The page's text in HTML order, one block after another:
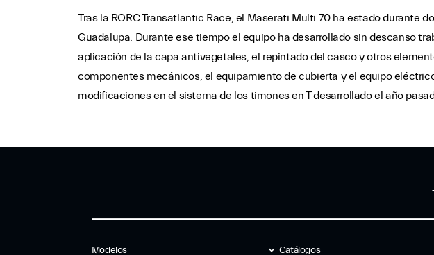
Tras la RORC Transatlantic Race, el Maserati Multi 70 ha estado durante
Guadalupa. Durante ese tiempo el equipo ha desarrollado sin descanso
aplicación de la capa antivegetales, el repintado del casco y otros
componentes mecánicos, el equipamiento de cubierta y el equipo
modificaciones en el sistema de los timones en T desarrollado el año
Modelos Catálogos